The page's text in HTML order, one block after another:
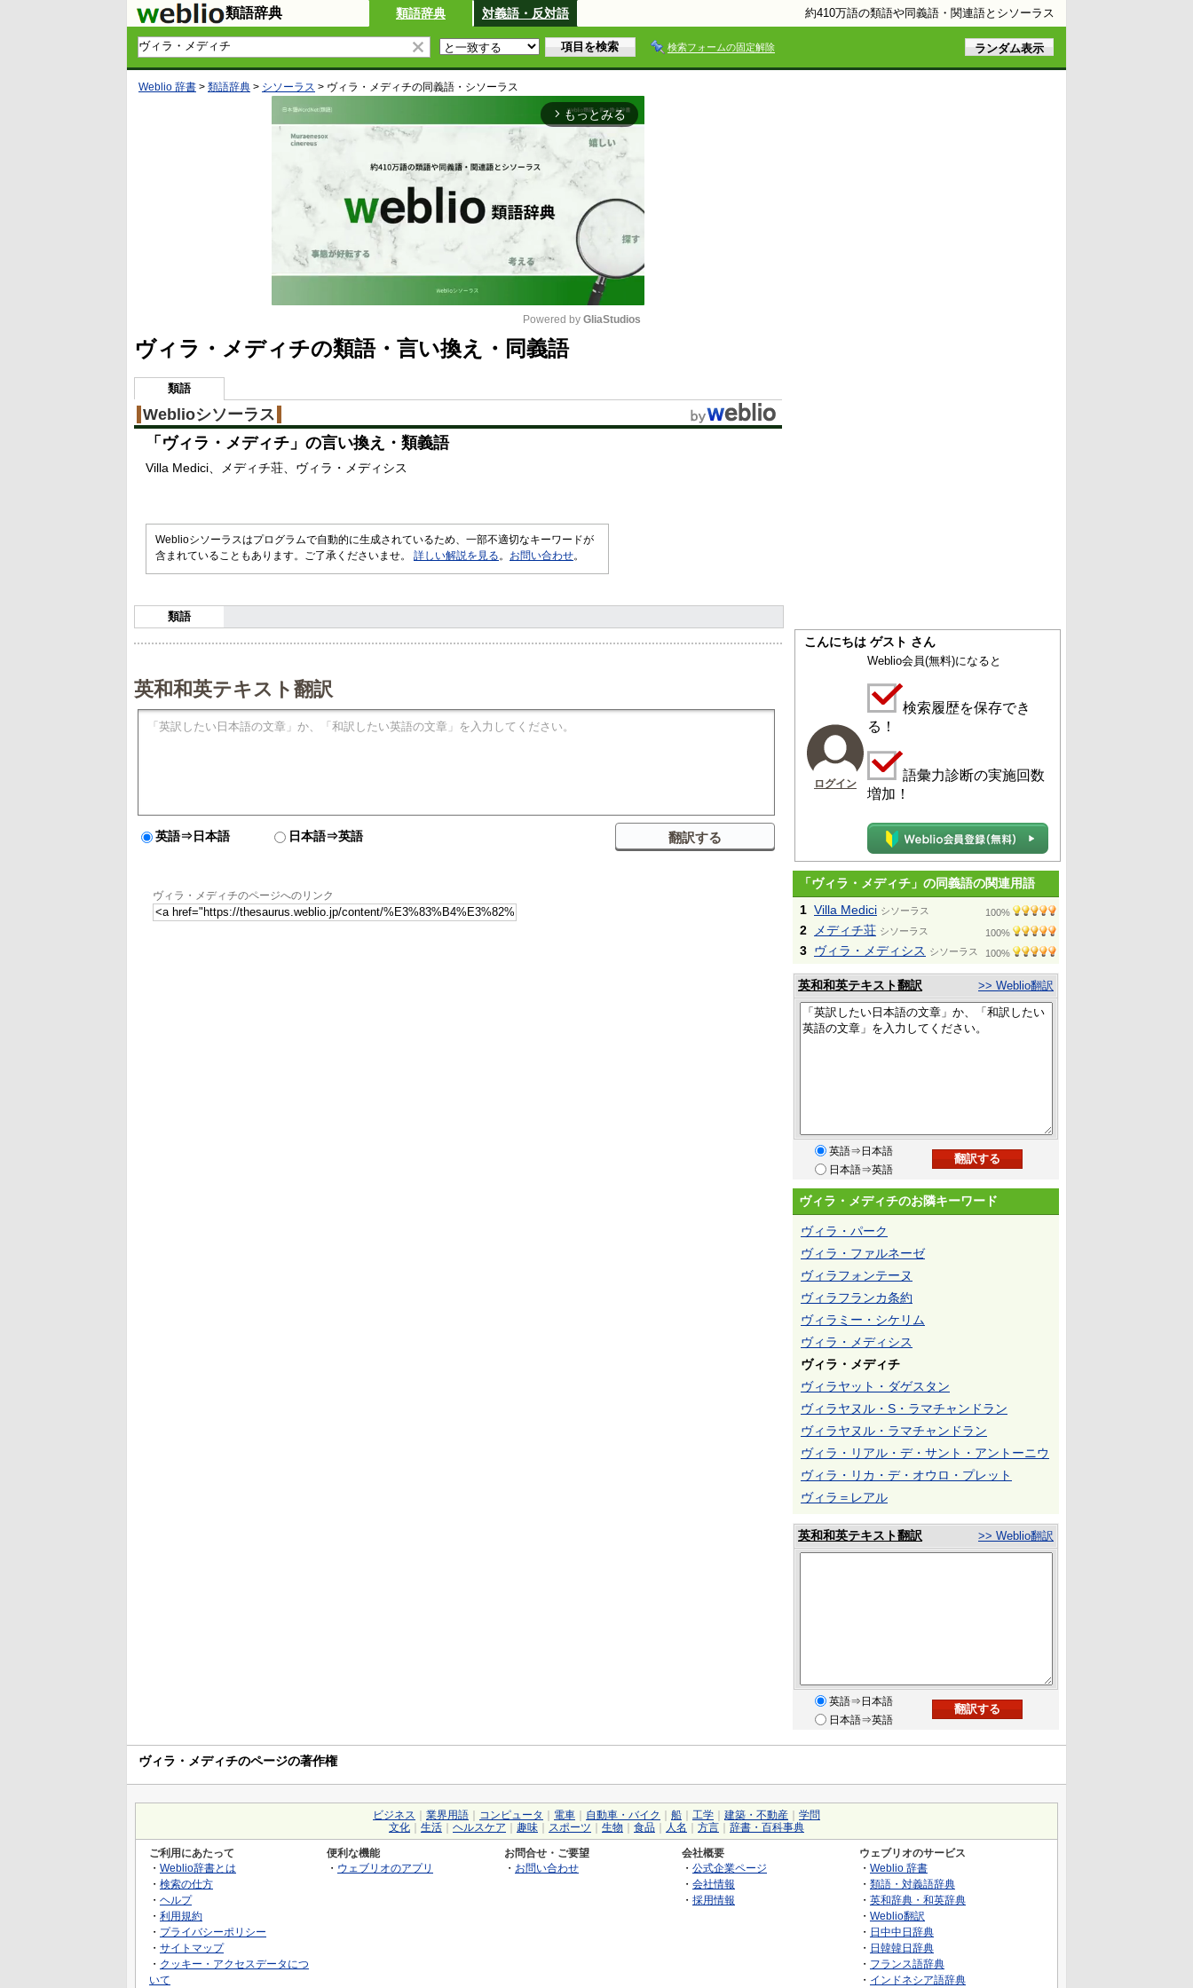
類語辞典 類語辞典 対義語・反対語 約410万語の類語や同義語・関連語とシソーラス
検索フォームの固定解除
Weblio 辞書 > 類語辞典 > シソーラス > ヴィラ・メディチの同義語・シソーラス
arrow_forward_ios もっとみる
Powered by GliaStudios
ヴィラ・メディチの類語・言い換え・同義語
類語
Weblioシソーラス
「 ヴィラ・メディチ 」の言い換え・類義語
Villa Medici メディチ荘 ヴィラ・メディシス
Weblioシソーラスはプログラムで自動的に生成されているため、一部不適切なキーワードが
含まれていることもあります。ご了承くださいませ。 詳しい解説を見る 。 お問い合わせ。
類語
英和和英テキスト翻訳
英語⇒日本語 日本語⇒英語
ヴィラ・メディチのページへのリンク
こんにちは ゲスト さん
ログイン
Weblio会員(無料)になると
検索履歴を保存でき
る！
語彙力診断の実施回数
増加！
「ヴィラ・メディチ」の同義語の関連用語
1 Villa Medici シソーラス 100%
2 メディチ荘 シソーラス 100%
3 ヴィラ・メディシス シソーラス 100%
英和和英テキスト翻訳 >> Weblio翻訳
英語⇒日本語
日本語⇒英語
ヴィラ・メディチのお隣キーワード
ヴィラ・パーク
ヴィラ・ファルネーゼ
ヴィラフォンテーヌ
ヴィラフランカ条約
ヴィラミー・シケリム
ヴィラ・メディシス
ヴィラ・メディチ
ヴィラヤット・ダゲスタン
ヴィラヤヌル・S・ラマチャンドラン
ヴィラヤヌル・ラマチャンドラン
ヴィラ・リアル・デ・サント・アントーニウ
ヴィラ・リカ・デ・オウロ・プレット
ヴィラ＝レアル
英和和英テキスト翻訳 >> Weblio翻訳
英語⇒日本語
日本語⇒英語
ヴィラ・メディチのページの著作権
ビジネス 業界用語 コンピュータ 電車 自動車・バイク 船 工学 建築・不動産
学問
文化
生活 ヘルスケア 趣味 スポーツ 生物 食品 人名 方言 辞書・百科事典
ご利用にあたって
・ Weblio辞書とは
・ 検索の仕方
・ ヘルプ
・ 利用規約
・ プライバシーポリシー
・ サイトマップ
・ クッキー・アクセスデータにつ
いて
便利な機能
・ ウェブリオのアプリ
お問合せ・ご要望
・ お問い合わせ
会社概要
・ 公式企業ページ
・ 会社情報
・ 採用情報
ウェブリオのサービス
・ Weblio 辞書
・ 類語・対義語辞典
・ 英和辞典・和英辞典
・ Weblio翻訳
・ 日中中日辞典
・ 日韓韓日辞典
・ フランス語辞典
・ インドネシア語辞典